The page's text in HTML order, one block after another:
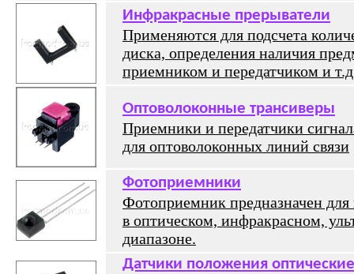
Инфракрасные прерыватели
Применяются для подсчета
диска, определения наличия
приемником и передатчиком и
Оптоволоконные трансиверы
Приемники и передатчики
для оптоволоконных линий связи
Фотоприемники
Фотоприемник предназначен
в оптическом, инфракрасном,
диапазоне.
Датчики положения оптические